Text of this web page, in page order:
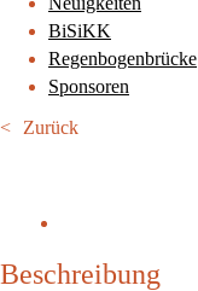
BiSiKK
Regenbogenbrücke
Sponsoren
Zurück
Beschreibung